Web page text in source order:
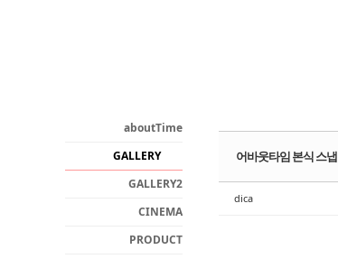
aboutTime
GALLERY
GALLERY2
CINEMA
PRODUCT
어바웃타임 본식 스냅
dica
Sketchbook5, 스케치북5